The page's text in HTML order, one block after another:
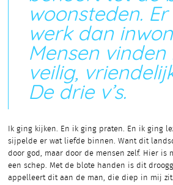
woonsteden.
werk dan
Mensen vinden
veilig,
De drie v’s.
Ik ging kijken. En ik ging praten. En ik ging
sijpelde er wat liefde binnen. Want dit
door god, maar door de mensen zelf. Hier is
een schep. Met de blote handen is dit
appelleert dit aan de man, die diep in mij